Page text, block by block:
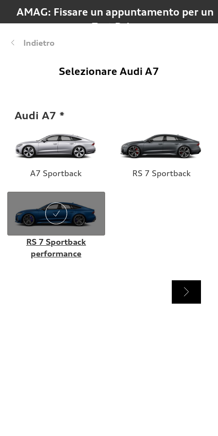
AMAG: Fissare un appuntamento per un
Test Drive
Indietro
Selezionare Audi A7
Audi A7
A7 Sportback RS 7 Sportback
RS 7 Sportback
performance